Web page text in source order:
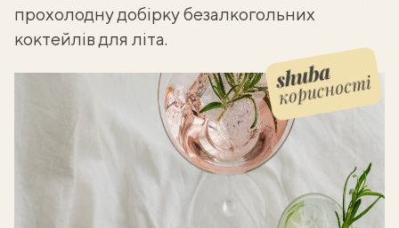
прохолодну добіркубезалкогольних
коктейлів для літа.
корисності